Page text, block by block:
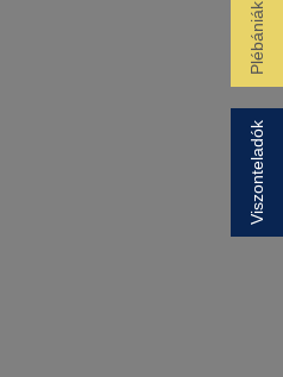
Plébániák
Viszonteladók